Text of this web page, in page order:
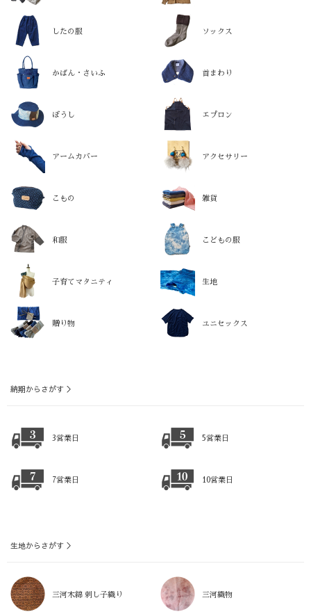
したの服 ソックス
かばん・さいふ 首まわり
ぼうし エプロン
アームカバー アクセサリー
こもの 雑貨
和服 こどもの服
子育てマタニティ 生地
贈り物 ユニセックス
納期からさがす ＞
3営業日 5営業日
7営業日 10営業日
生地からさがす ＞
三河木綿 刺し子織り 三河織物